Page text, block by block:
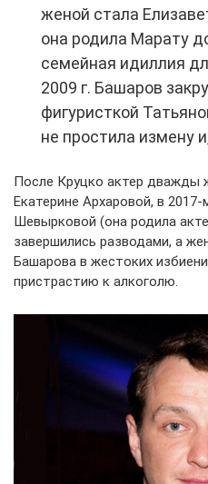
женой стала
она родила Марату
семейная идиллия
2009 г. Башаров
фигуристкой
не простила измену
После Круцко актер дважды
Екатерине Архаровой, в
Шевырковой (она родила
завершились разводами, а
Башарова в жестоких
пристрастию к алкоголю.